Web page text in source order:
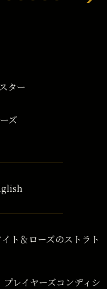
ター
ズ
ト＆ローズのストラト
レイヤーズコンディシ